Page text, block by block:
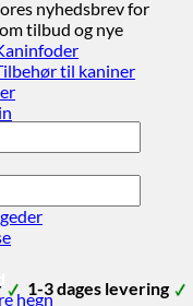
til kaniner
hegn
nyhedsbrev for
tilbud og nye
1-3 dages levering